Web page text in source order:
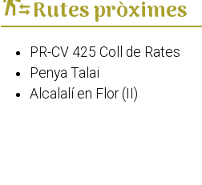
Rutes pròximes
PR-CV 425 Coll de Rates
Penya Talai
Alcalalí en Flor (II)